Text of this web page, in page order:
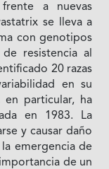
a nuevas
se lleva a
con genotipos
resistencia al
20 razas
en su
en particular, ha
en 1983. La
y causar daño
emergencia de
de un